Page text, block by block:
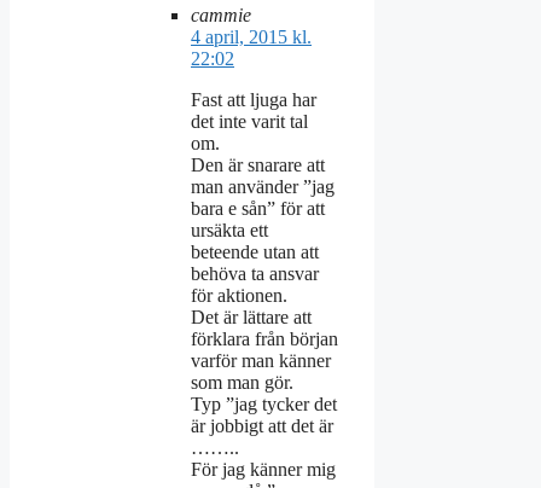
cammie
4 april, 2015 kl.
22:02
Fast att ljuga har
det inte varit tal
om.
Den är snarare att
man använder ”jag
bara e sån” för att
ursäkta ett
beteende utan att
behöva ta ansvar
för aktionen.
Det är lättare att
förklara från början
varför man känner
som man gör.
Typ ”jag tycker det
är jobbigt att det är
……..
För jag känner mig